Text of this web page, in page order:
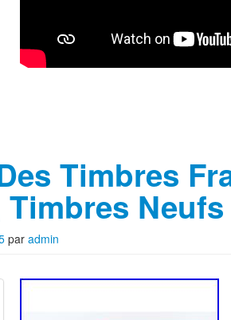
Timbres
Neufs
par admin